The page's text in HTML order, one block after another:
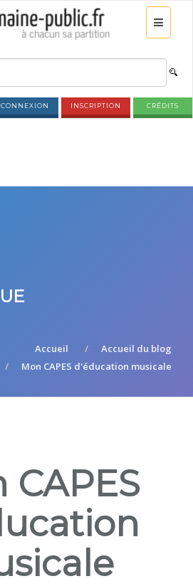
CONNEXION INSCRIPTION CRÉDITS
Accueil
Accueil du blog
Mon CAPES d'éducation musicale
CAPES